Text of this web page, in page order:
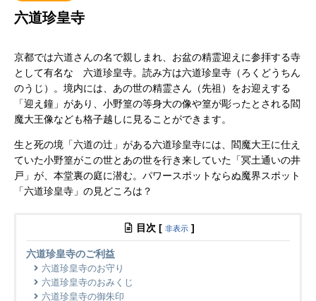
六道珍皇寺
京都では六道さんの名で親しまれ、お盆の精霊迎えに参拝する寺
として有名な 六道珍皇寺。読み方は六道珍皇寺（ろくどうちん
のうじ）。境内には、あの世の精霊さん（先祖）をお迎えする
「迎え鐘」があり、小野篁の等身大の像や篁が彫ったとされる閻
魔大王像なども格子越しに見ることができます。
生と死の境「六道の辻」がある六道珍皇寺には、閻魔大王に仕え
ていた小野篁がこの世とあの世を行き来していた「冥土通いの井
戸」が、本堂裏の庭に潜む。パワースポットならぬ魔界スポット
「六道珍皇寺」の見どころは？
目次 [ 非表示 ]
六道珍皇寺のご利益
六道珍皇寺のお守り
六道珍皇寺のおみくじ
六道珍皇寺の御朱印